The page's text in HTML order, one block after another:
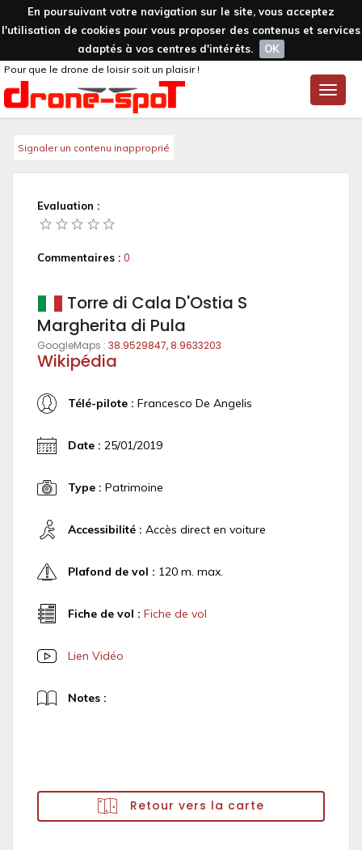
En poursuivant votre navigation sur le site, vous acceptez
l'utilisation de cookies pour vous proposer des contenus et services
adaptés à vos centres d'intérêts.
OK
Toggle
Pour que le drone de loisir soit un plaisir !
Signaler un contenu inapproprié
Evaluation :
Commentaires : 0
Torre di Cala D'Ostia S
Margherita di Pula
GoogleMaps : 38.9529847, 8.9633203
Wikipédia
Télé-pilote : Francesco De Angelis
Date : 25/01/2019
Type : Patrimoine
Accessibilité : Accès direct en voiture
Plafond de vol : 120 m. max.
Fiche de vol : Fiche de vol
Lien Vidéo
Notes :
Retour vers la carte